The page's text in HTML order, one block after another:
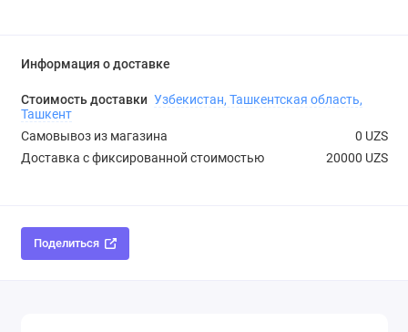
Информация о доставке
Стоимость доставки Узбекистан, Ташкентская область,
Ташкент
Самовывоз из магазина
0 UZS
Доставка с фиксированной стоимостью
20000 UZS
Поделиться